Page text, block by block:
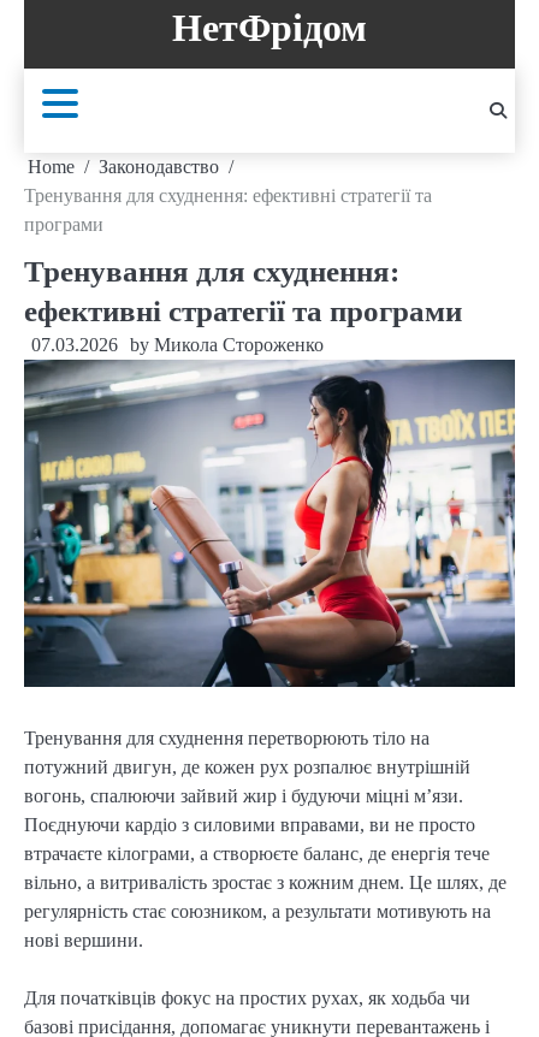
content
НетФрідом
Home
Законодавство
Тренування для схуднення: ефективні стратегії та
програми
Тренування для схуднення:
ефективні стратегії та програми
07.03.2026 by Микола Стороженко
Тренування для схуднення перетворюють тіло на
потужний двигун, де кожен рух розпалює внутрішній
вогонь, спалюючи зайвий жир і будуючи міцні м’язи.
Поєднуючи кардіо з силовими вправами, ви не просто
втрачаєте кілограми, а створюєте баланс, де енергія тече
вільно, а витривалість зростає з кожним днем. Це шлях, де
регулярність стає союзником, а результати мотивують на
нові вершини.
Для початківців фокус на простих рухах, як ходьба чи
базові присідання, допомагає уникнути перевантажень і